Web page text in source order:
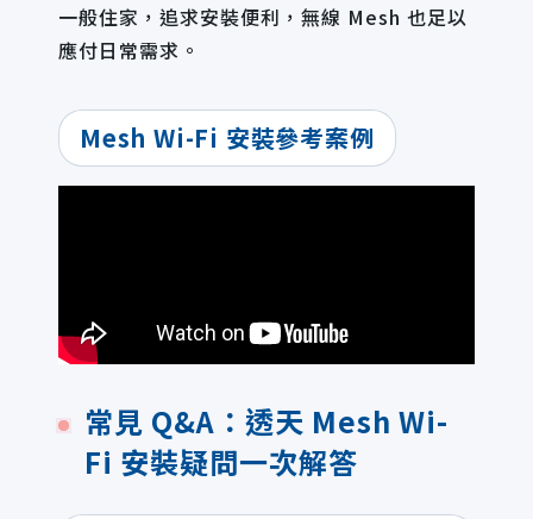
一般住家，追求安裝便利，無線 Mesh 也足以
應付日常需求。
Mesh Wi-Fi 安裝參考案例
常見 Q&A：透天 Mesh Wi-
Fi 安裝疑問一次解答